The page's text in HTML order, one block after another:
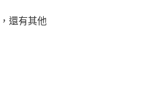
還有其他